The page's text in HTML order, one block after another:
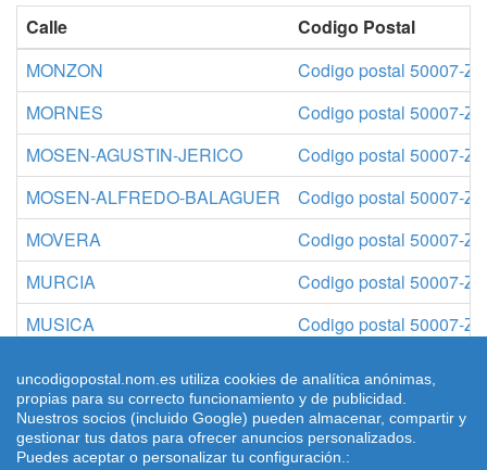
Calle
Codigo Postal
MONZON
Codigo postal 50007-
MORNES
Codigo postal 50007-
MOSEN-AGUSTIN-JERICO
Codigo postal 50007-
MOSEN-ALFREDO-BALAGUER
Codigo postal 50007-
MOVERA
Codigo postal 50007-
MURCIA
Codigo postal 50007-
MUSICA
Codigo postal 50007-
© 2026 uncodigopostal.nom.es, Códigos postales
uncodigopostal.nom.es utiliza cookies de analítica anónimas,
propias para su correcto funcionamiento y de publicidad.
Nuestros socios (incluido Google) pueden almacenar, compartir y
gestionar tus datos para ofrecer anuncios personalizados.
Puedes aceptar o personalizar tu configuración.: